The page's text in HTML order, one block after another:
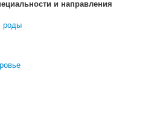
и направления
роды